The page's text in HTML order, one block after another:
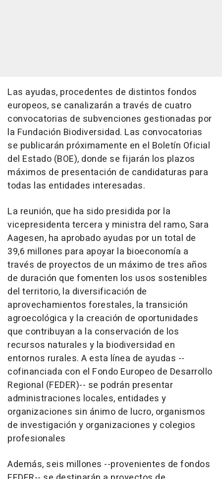
Las ayudas, procedentes de distintos fondos
europeos, se canalizarán a través de cuatro
convocatorias de subvenciones gestionadas por
la Fundación Biodiversidad. Las convocatorias
se publicarán próximamente en el Boletín Oficial
del Estado (BOE), donde se fijarán los plazos
máximos de presentación de candidaturas para
todas las entidades interesadas.
La reunión, que ha sido presidida por la
vicepresidenta tercera y ministra del ramo, Sara
Aagesen, ha aprobado ayudas por un total de
39,6 millones para apoyar la bioeconomía a
través de proyectos de un máximo de tres años
de duración que fomenten los usos sostenibles
del territorio, la diversificación de
aprovechamientos forestales, la transición
agroecológica y la creación de oportunidades
que contribuyan a la conservación de los
recursos naturales y la biodiversidad en
entornos rurales. A esta línea de ayudas --
cofinanciada con el Fondo Europeo de Desarrollo
Regional (FEDER)-- se podrán presentar
administraciones locales, entidades y
organizaciones sin ánimo de lucro, organismos
de investigación y organizaciones y colegios
profesionales
Además, seis millones --provenientes de fondos